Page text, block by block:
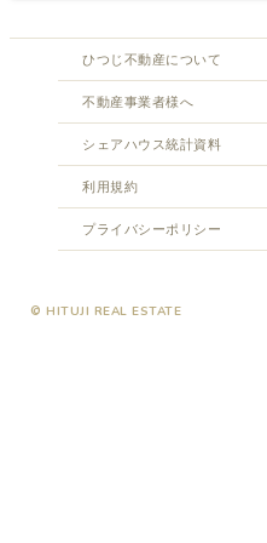
ひつじ不動産について
不動産事業者様へ
シェアハウス統計資料
利用規約
プライバシーポリシー
© HITUJI REAL ESTATE